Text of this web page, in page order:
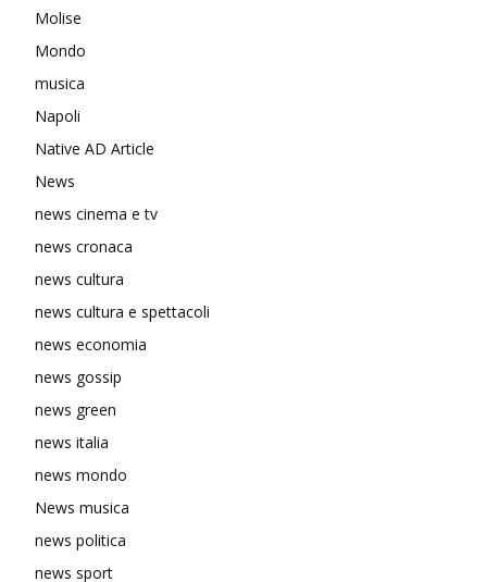
Molise
Mondo
musica
Napoli
Native AD Article
News
news cinema e tv
news cronaca
news cultura
news cultura e spettacoli
news economia
news gossip
news green
news italia
news mondo
News musica
news politica
news sport